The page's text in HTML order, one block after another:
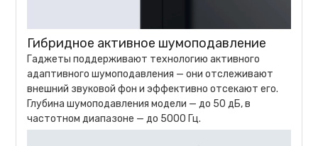
Гибридное активное шумоподавление
Гаджеты поддерживают технологию активного
адаптивного шумоподавления — они отслеживают
внешний звуковой фон и эффективно отсекают его.
Глубина шумоподавления модели — до 50 дБ, в
частотном диапазоне — до 5000 Гц.